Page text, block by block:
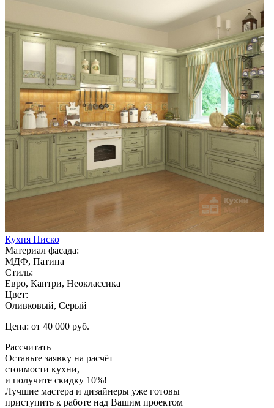
Кухня Писко
Материал фасада:
МДФ, Патина
Стиль:
Евро, Кантри, Неоклассика
Цвет:
Оливковый, Серый
Цена: от 40 000 руб.
Рассчитать
Оставьте заявку на расчёт
стоимости кухни,
и получите скидку 10%!
Лучшие мастера и дизайнеры уже готовы
приступить к работе над Вашим проектом